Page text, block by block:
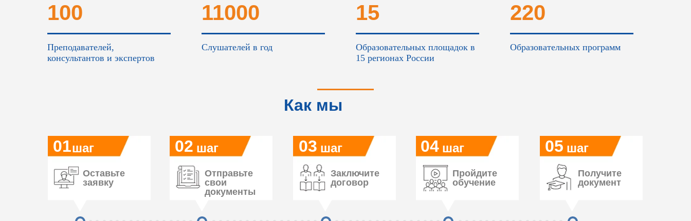
100
Преподавателей,
консультантов и экспертов
11000
Слушателей в год
15
Образовательных площадок в
15 регионах России
220
Образовательных программ
Как мы
05
04
03
02
01
Оставьте
заявку
шаг шаг шаг шаг шаг
Отправьте
свои
документы
Заключите
договор
Пройдите
обучение
Получите
документ